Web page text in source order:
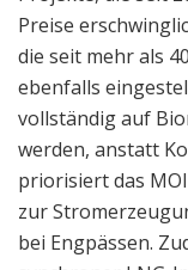
Preise
die seit mehr als
ebenfalls
vollständig auf
werden, anstatt
priorisiert das
zur
bei Engpässen.